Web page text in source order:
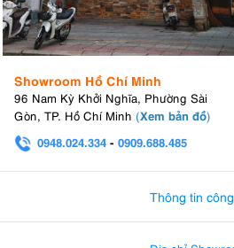
Showroom Hồ Chí Minh
96 Nam Kỳ Khởi Nghĩa, Phường Sài
Gòn, TP. Hồ Chí Minh (Xem bản đồ)
0948.024.334 - 0909.688.485
Thông tin